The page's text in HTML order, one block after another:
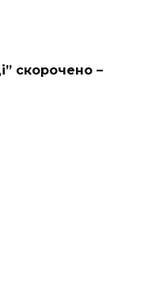
скорочено –